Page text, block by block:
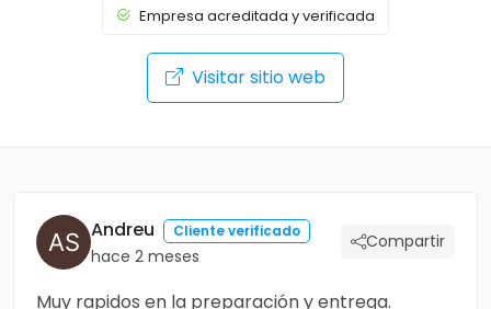
Empresa acreditada y verificada
Visitar sitio web
Andreu Cliente verificado
hace 2 meses
Compartir
Muy rapidos en la preparación y entrega.